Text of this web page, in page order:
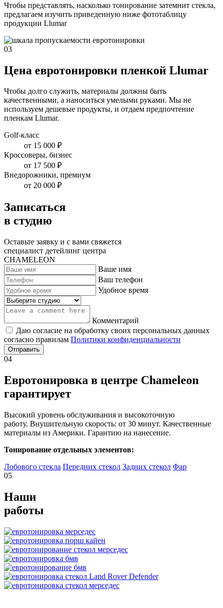
Чтобы представлять, насколько тонирование затемнит стекла,
предлагаем изучить приведенную ниже фототаблицу
продукции Llumar
03
Цена евротонировки пленкой Llumar
Чтобы долго служить, материалы должны быть
качественными, а наноситься умелыми руками. Мы не
используем дешевые продукты, и отдаем предпочтение
пленкам Llumar.
Golf-класс
от 15 000 ₽
Кроссоверы, бизнес
от 17 500 ₽
Внедорожники, премиум
от 20 000 ₽
Записаться
в студию
Оставьте заявку и с вами свяжется
специалист детейлинг центра
CHAMELEON
Ваше имя
Ваш телефон
Удобное время
Комментарий
Даю согласие на обработку своих персональных данных
согласно правилам Политики конфиденциальности
Отправить
04
Евротонировка в центре Chameleon
гарантирует
Высокий уровень обслуживания и высокоточную
работу. Внушительную скорость: от 30 минут. Качественные
материалы из Америки. Гарантию на нанесение.
Тонирование отдельных элементов:
Лобового стекла Передних стекол Задних стекол Фар
05
Наши
работы